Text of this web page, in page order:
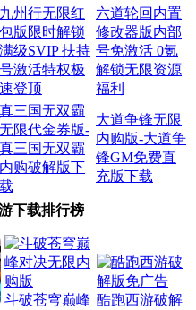
九州行无限红
包版限时解锁
满级SVIP 扶持
号激活特权极
速登顶
六道轮回内置
修改器版内部
号免激活 0氪
解锁无限资源
福利
真三国无双霸
无限代金券版-
真三国无双霸
内购破解版下
载
大道争锋无限
内购版-大道争
锋GM免费直
充版下载
下载排行榜
斗破苍穹巅峰 酷跑西游破解